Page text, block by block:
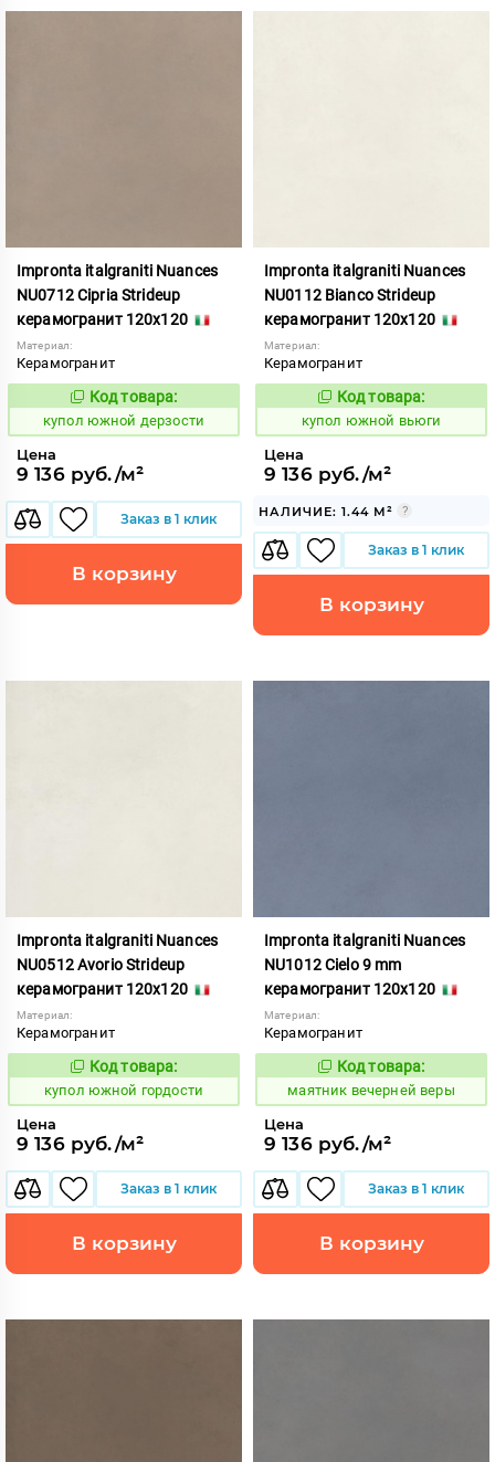
Impronta italgraniti Nuances
NU0712 Cipria Strideup
керамогранит 120x120
Материал:
Керамогранит
858895
Код товара:
купол южной дерзости
Цена
9 136 руб./м²
Заказ в 1 клик
В корзину
Impronta italgraniti Nuances
NU0112 Bianco Strideup
керамогранит 120x120
Материал:
Керамогранит
858889
Код товара:
купол южной вьюги
Цена
9 136 руб./м²
НАЛИЧИЕ: 1.44 М²
Заказ в 1 клик
В корзину
Impronta italgraniti Nuances
NU0512 Avorio Strideup
керамогранит 120x120
Материал:
Керамогранит
858893
Код товара:
купол южной гордости
Цена
9 136 руб./м²
Заказ в 1 клик
В корзину
Impronta italgraniti Nuances
NU1012 Cielo 9 mm
керамогранит 120x120
Материал:
Керамогранит
923383
Код товара:
маятник вечерней веры
Цена
9 136 руб./м²
Заказ в 1 клик
В корзину